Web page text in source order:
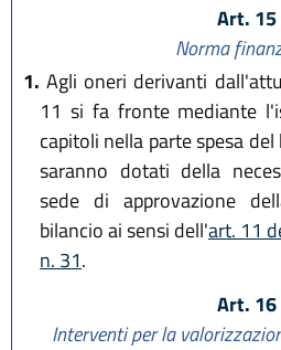
Art. 15
Norma
1. Agli oneri derivanti
11 si fa fronte mediante
capitoli nella parte spesa
saranno dotati della
sede di approvazione
bilancio ai sensi dell'art. 11
n. 31.
Art. 16
Interventi per la